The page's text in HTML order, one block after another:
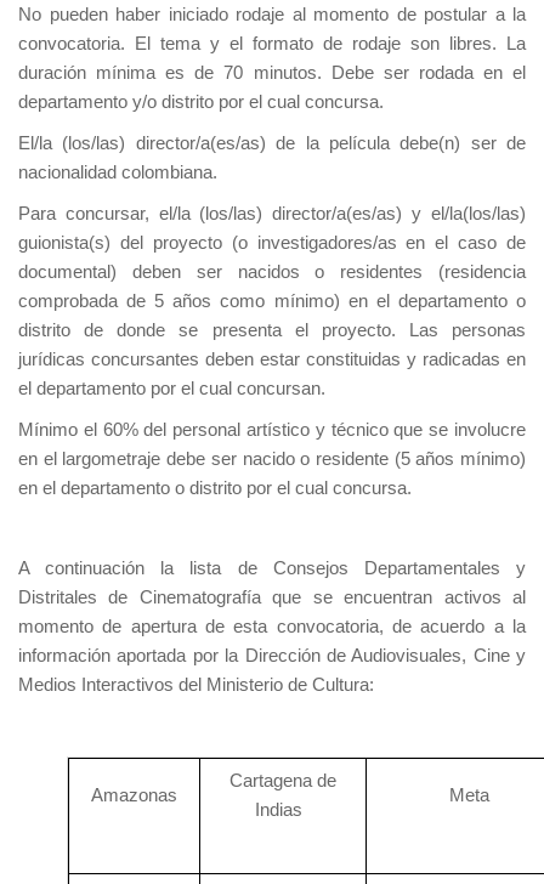
No pueden haber iniciado rodaje al momento de postular a la
convocatoria. El tema y el formato de rodaje son libres. La
duración mínima es de 70 minutos. Debe ser rodada en el
departamento y/o distrito por el cual concursa.
El/la (los/las) director/a(es/as) de la película debe(n) ser de
nacionalidad colombiana.
Para concursar, el/la (los/las) director/a(es/as) y el/la(los/las)
guionista(s) del proyecto (o investigadores/as en el caso de
documental) deben ser nacidos o residentes (residencia
comprobada de 5 años como mínimo) en el departamento o
distrito de donde se presenta el proyecto. Las personas
jurídicas concursantes deben estar constituidas y radicadas en
el departamento por el cual concursan.
Mínimo el 60% del personal artístico y técnico que se involucre
en el largometraje debe ser nacido o residente (5 años mínimo)
en el departamento o distrito por el cual concursa.
A continuación la lista de Consejos Departamentales y
Distritales de Cinematografía que se encuentran activos al
momento de apertura de esta convocatoria, de acuerdo a la
información aportada por la Dirección de Audiovisuales, Cine y
Medios Interactivos del Ministerio de Cultura:
Amazonas
Cartagena de
Indias
Meta